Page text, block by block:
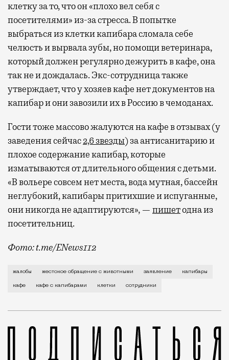
клетку за то, что он «плохо вел себя с
посетителями» из-за стресса. В попытке
выбраться из клетки капибара сломала себе
челюсть и вырвала зубы, но помощи ветеринара,
который должен регулярно дежурить в кафе, она
так не и дождалась. Экс-сотрудница также
утверждает, что у хозяев кафе нет документов на
капибар и они завозили их в Россию в чемоданах.
Гости тоже массово жалуются на кафе в отзывах (у
заведения сейчас2,6 звезды) за антисанитарию и
плохое содержание капибар, которые
изматываются от длительного общения с детьми.
«В вольере совсем нет места, вода мутная, бассейн
неглубокий, капибары притихшие и испуганные,
они никогда не адаптируются», — пишетодна из
посетительниц.
Фото: t.me/ENews112
С момента открытия нового контактного кафе с
жалобы жестокое обращение с животными заявление капибары
кафе кафе с капибарами клетки сотрудники